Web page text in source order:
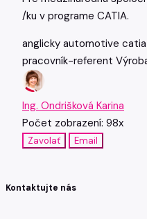
/ku v programe CATIA.
anglicky automotive catia
pracovník-referent
Ing. Ondrišková Karina
Počet zobrazení: 98x
Zavolať Email
Kontaktujte nás